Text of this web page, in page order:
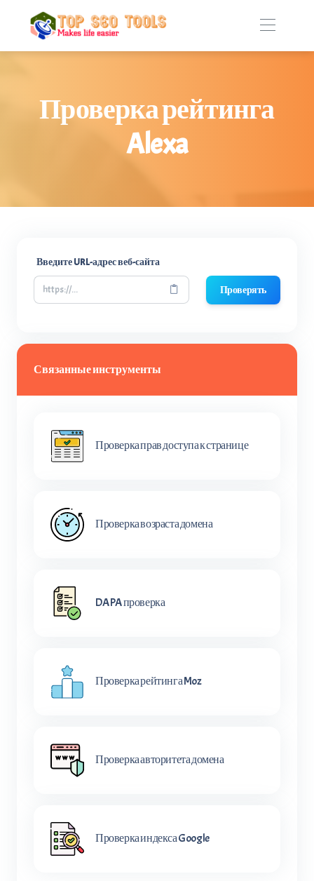
Проверка рейтинга
Alexa
Введите URL-адрес веб-сайта
Проверять
Связанные инструменты
Проверка прав доступа к странице
Проверка возраста домена
DA PA проверка
Проверка рейтинга Moz
Проверка авторитета домена
Проверка индекса Google